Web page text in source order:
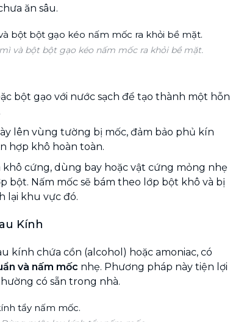
ăn sâu.
và bột bột gạo kéo nấm mốc ra khỏi bề mặt.
bột gạo với nước sạch để tạo thành một hỗn
lên vùng tường bị mốc, đảm bảo phủ kín
hợp khô hoàn toàn.
khô cứng, dùng bay hoặc vật cứng mỏng nhẹ
bột. Nấm mốc sẽ bám theo lớp bột khô và bị
lại khu vực đó.
Kính
kính chứa cồn (alcohol) hoặc amoniac, có
và nấm mốc nhẹ. Phương pháp này tiện lợi
có sẵn trong nhà.